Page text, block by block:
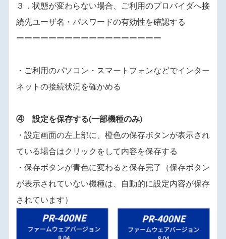
３．状態が変わらない場合、ご利用のプロバイダへ接
続先ユーザ名・パスワードの有効性を確認する
ーーーーーーーーーーーーーーーーーー
・ご利用のパソコン・スマートフォンなどでインター
ネットの接続状況を確かめる
④ 設定を保存する(一部機種のみ)
・設定画面の左上部に、橙色の保存ボタンが表示され
ている場合はクリックをして内容を保存する
・保存ボタンが青色に変わると保存完了（保存ボタン
が表示されていない機種は、自動的に設定内容が保存
されています）